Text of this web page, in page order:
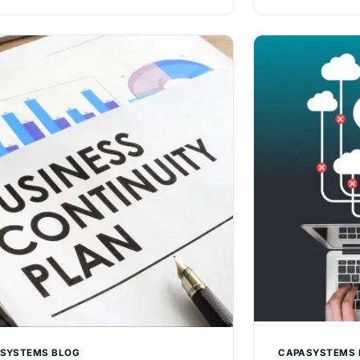
og mange leverandører, bliver…
BLOG CAPASYSTEMS